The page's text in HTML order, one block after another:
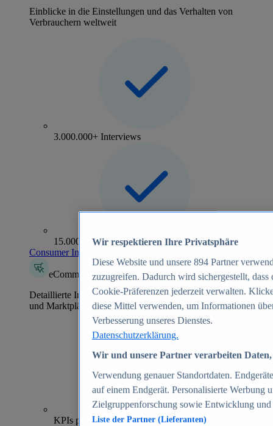
Einblicke in die Einstellungen und das Verhalten von
Verbrauchern weltweit
3.000.000+ Interviews
15.000+ Marken
Consumer Insights entdecken
eCommerce Insights
Detaillierte Informationen zu mehr als 39.000 Online-Shops
und Marktplätzen
70+
KPIs pro Shop
Wir respektieren Ihre Privatsphäre
Diese Website und unsere 894 Partner
zuzugreifen. Dadurch wird sichergestellt,
Cookie-Präferenzen jederzeit verwalten.
diese Mittel verwenden, um Informationen
Verbesserung unseres Dienstes.
Datenschutzerklärung.
Wir und unsere Partner verarbeiten
Verwendung genauer Standortdaten.
auf einem Endgerät. Personalisierte Werbung
Zielgruppenforschung sowie Entwicklung
Liste der Partner (Lieferanten)